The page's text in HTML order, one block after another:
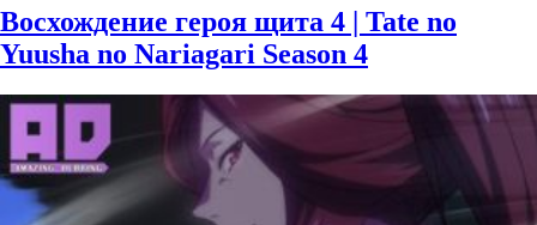
Восхождение героя щита 4 | Tate no
Yuusha no Nariagari Season 4